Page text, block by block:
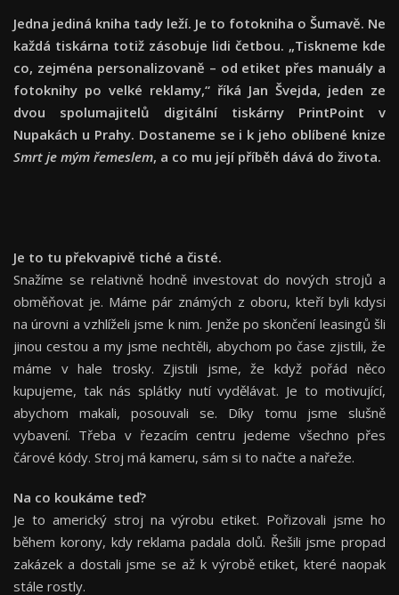
Jedna jediná kniha tady leží. Je to fotokniha o Šumavě. Ne
každá tiskárna totiž zásobuje lidi četbou. „Tiskneme kde
co, zejména personalizovaně – od etiket přes manuály a
fotoknihy po velké reklamy,“ říká Jan Švejda, jeden ze
dvou spolumajitelů digitální tiskárny PrintPoint v
Nupakách u Prahy. Dostaneme se i k jeho oblíbené knize
Smrt je mým řemeslem, a co mu její příběh dává do života.
Je to tu překvapivě tiché a čisté.
Snažíme se relativně hodně investovat do nových strojů a
obměňovat je. Máme pár známých z oboru, kteří byli kdysi
na úrovni a vzhlíželi jsme k nim. Jenže po skončení leasingů šli
jinou cestou a my jsme nechtěli, abychom po čase zjistili, že
máme v hale trosky. Zjistili jsme, že když pořád něco
kupujeme, tak nás splátky nutí vydělávat. Je to motivující,
abychom makali, posouvali se. Díky tomu jsme slušně
vybavení. Třeba v řezacím centru jedeme všechno přes
čárové kódy. Stroj má kameru, sám si to načte a nařeže.
Na co koukáme teď?
Je to americký stroj na výrobu etiket. Pořizovali jsme ho
během korony, kdy reklama padala dolů. Řešili jsme propad
zakázek a dostali jsme se až k výrobě etiket, které naopak
stále rostly.